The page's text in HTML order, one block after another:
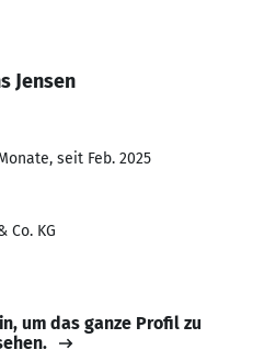
Jensen
seit Feb. 2025
Co. KG
um das ganze Profil zu